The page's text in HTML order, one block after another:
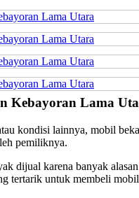
Kebayoran Lama
kondisi lainnya, mobil
pemiliknya.
dijual karena banyak
tertarik untuk membeli mobil